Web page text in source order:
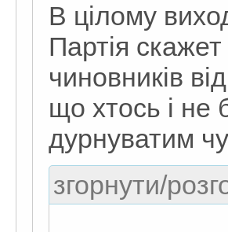
В цілому
Партія
чиновників
що хтось і
дурнуватим
згорнути/